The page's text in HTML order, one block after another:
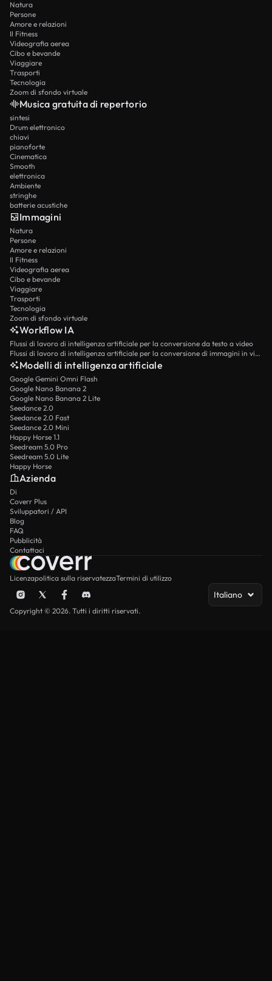
Natura
Persone
Amore e relazioni
Il Fitness
Videografia aerea
Cibo e bevande
Viaggiare
Trasporti
Tecnologia
Zoom di sfondo virtuale
Musica gratuita di repertorio
sintesi
Drum elettronico
chiavi
pianoforte
Cinematica
Smooth
elettronica
Ambiente
stringhe
batterie acustiche
Immagini
Natura
Persone
Amore e relazioni
Il Fitness
Videografia aerea
Cibo e bevande
Viaggiare
Trasporti
Tecnologia
Zoom di sfondo virtuale
Workflow IA
Flussi di lavoro di intelligenza artificiale per la conversione da testo a video
Flussi di lavoro di intelligenza artificiale per la conversione di immagini in video
Modelli di intelligenza artificiale
Google Gemini Omni Flash
Google Nano Banana 2
Google Nano Banana 2 Lite
Seedance 2.0
Seedance 2.0 Fast
Seedance 2.0 Mini
Happy Horse 1.1
Seedream 5.0 Pro
Seedream 5.0 Lite
Happy Horse
Azienda
Di
Coverr Plus
Sviluppatori / API
Blog
FAQ
Pubblicità
Contattaci
Licenzapolitica sulla riservatezzaTermini di utilizzo
Italiano
Copyright © 2026. Tutti i diritti riservati.